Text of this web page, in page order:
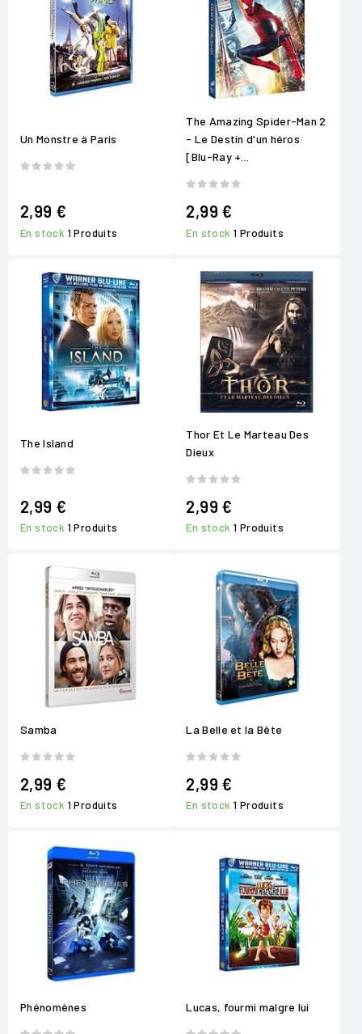
Un Monstre à Paris
2,99 €
En stock 1 Produits
The Amazing Spider-Man 2
- Le Destin d'un héros
[Blu-Ray +...
2,99 €
En stock1 Produits
The Island
2,99 €
En stock 1 Produits
Thor Et Le Marteau Des
Dieux
2,99 €
En stock1 Produits
Samba
2,99 €
En stock 1 Produits
La Belle et la Bête
2,99 €
En stock1 Produits
Phénomènes Lucas, fourmi malgre lui